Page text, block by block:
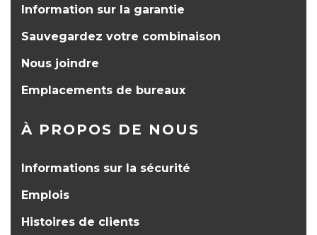
Information sur la garantie
Sauvegardez votre combinaison
Nous joindre
Emplacements de bureaux
À PROPOS DE NOUS
Informations sur la sécurité
Emplois
Histoires de clients